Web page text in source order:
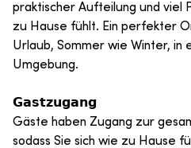
praktischer Aufteilung und viel
zu Hause fühlt. Ein perfekter
Urlaub, Sommer wie Winter, in
Umgebung.
𝗚𝗮𝘀𝘁𝘇𝘂𝗴𝗮𝗻𝗴
Gäste haben Zugang zur
sodass Sie sich wie zu Hause